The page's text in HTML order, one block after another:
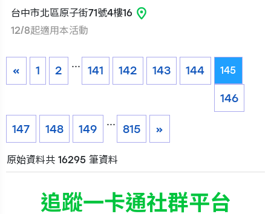
台中市北區原子街71號4樓16
12/8起適用本活動
« 1 2
...
141 142 143 144 145
146
147 148 149
...
815 »
原始資料共 16295 筆資料
追蹤一卡通社群平台